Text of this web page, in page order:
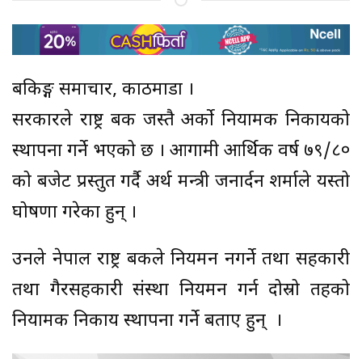
बैंकिङ्ग समाचार, काठमाडौं ।
सरकारले राष्ट्र बैंक जस्तै अर्को नियामक निकायको
स्थापना गर्ने भएको छ । आगामी आर्थिक वर्ष ७९/८०
को बजेट प्रस्तुत गर्दै अर्थ मन्त्री जनार्दन शर्माले यस्तो
घोषणा गरेका हुन् ।
उनले नेपाल राष्ट्र बैंकले नियमन नगर्ने तथा सहकारी
तथा गैरसहकारी संस्था नियमन गर्न दोस्रो तहको
नियामक निकाय स्थापना गर्ने बताए हुन् ।